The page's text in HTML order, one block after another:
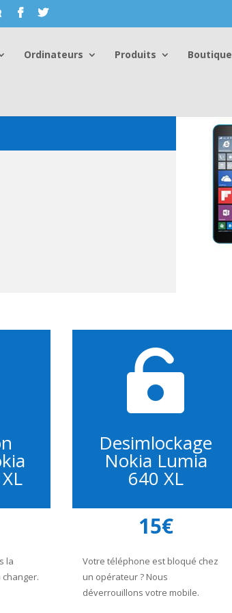
Ordinateurs Produits Boutique
la
changer.

Desimlockage
Nokia Lumia
640 XL
15€
Votre téléphone est bloqué chez
un opérateur ? Nous
déverrouillons votre mobile.